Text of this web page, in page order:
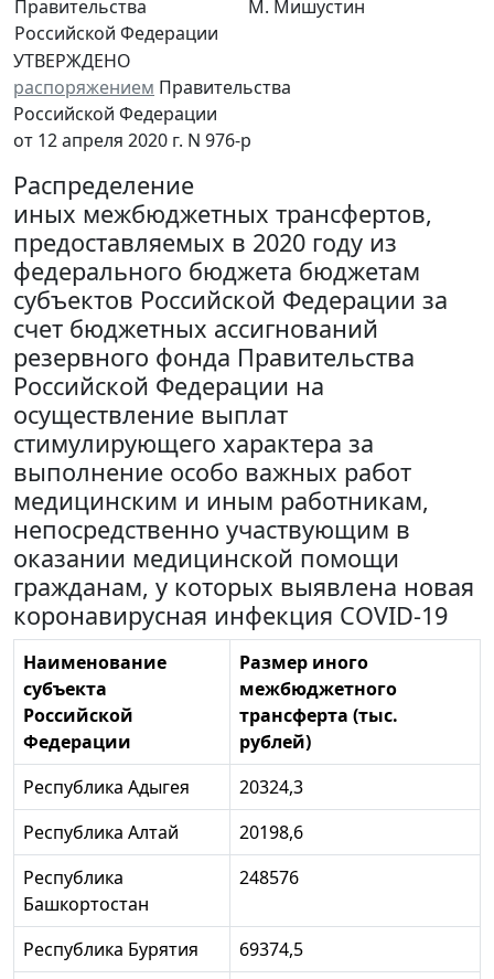
Правительства
Российской Федерации
М. Мишустин
УТВЕРЖДЕНО
распоряжением Правительства
Российской Федерации
от 12 апреля 2020 г. N 976-р
Распределение
иных межбюджетных трансфертов,
предоставляемых в 2020 году из
федерального бюджета бюджетам
субъектов Российской Федерации за
счет бюджетных ассигнований
резервного фонда Правительства
Российской Федерации на
осуществление выплат
стимулирующего характера за
выполнение особо важных работ
медицинским и иным работникам,
непосредственно участвующим в
оказании медицинской помощи
гражданам, у которых выявлена новая
коронавирусная инфекция COVID-19
Наименование
субъекта
Российской
Федерации
Размер иного
межбюджетного
трансферта (тыс.
рублей)
Республика Адыгея
20324,3
Республика Алтай
20198,6
Республика
Башкортостан
248576
Республика Бурятия
69374,5